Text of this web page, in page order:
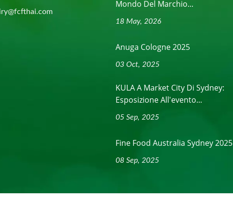
Mondo Del Marchio...
18 May, 2026
Anuga Cologne 2025
03 Oct, 2025
KULA A Market City Di Sydney:
Esposizione All'evento...
05 Sep, 2025
Fine Food Australia Sydney 2025
08 Sep, 2025